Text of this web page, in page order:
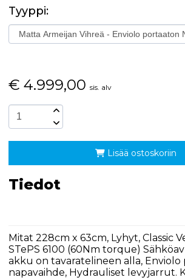
Tyyppi:
€ 4.999,00 sis. alv
Lisää ostoskoriin
Tiedot
Mitat 228cm x 63cm, Lyhyt, Classic
STePS 6100 (60Nm torque)
akku on tavaratelineen alla, Enviolo
napavaihde, Hydrauliset levyjarrut.